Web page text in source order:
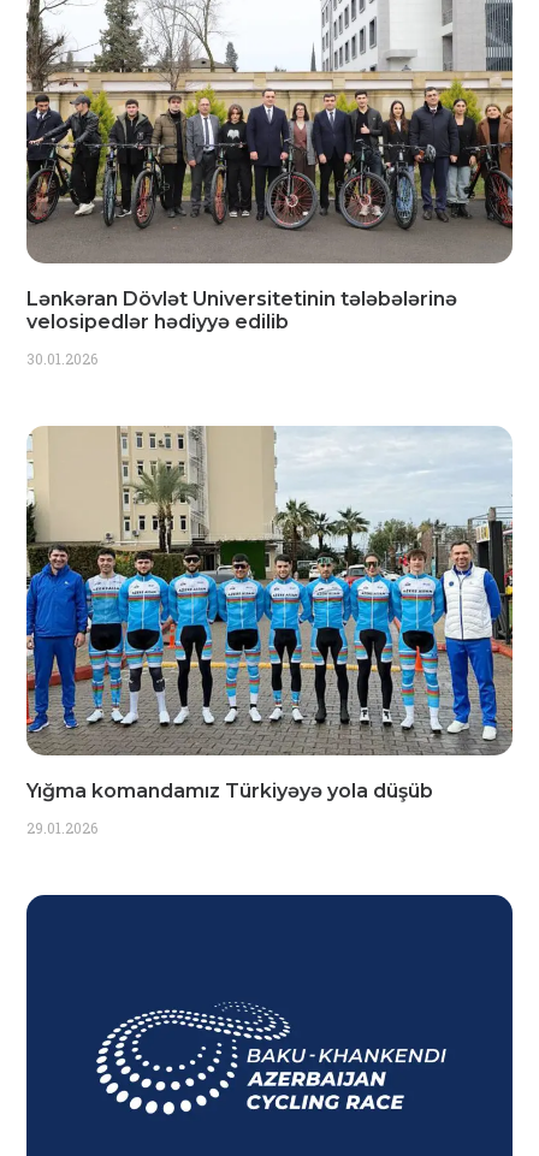
Lənkəran Dövlət Universitetinin tələbələrinə
velosipedlər hədiyyə edilib
30.01.2026
Yığma komandamız Türkiyəyə yola düşüb
29.01.2026